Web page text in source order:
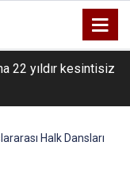
22 yıldır kesintisiz
Halk Dansları